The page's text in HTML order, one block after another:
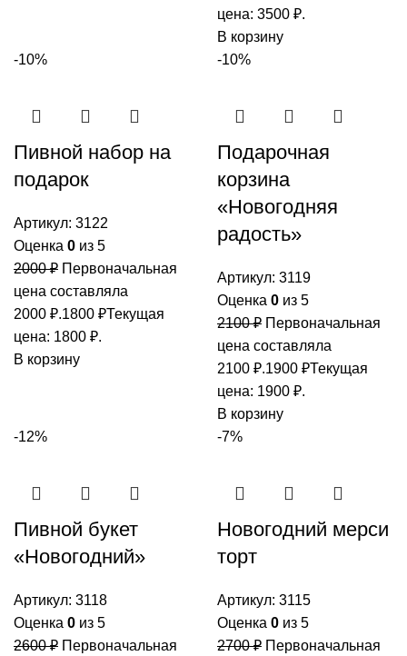
цена: 3500 ₽.
В корзину
-10%
Пивной набор на
подарок
Артикул: 3122
Оценка 0 из 5
2000₽ Первоначальная
цена составляла
2000 ₽.1800 ₽Текущая
цена: 1800 ₽.
В корзину
-10%
Подарочная
корзина
«Новогодняя
радость»
Артикул: 3119
Оценка 0 из 5
2100₽ Первоначальная
цена составляла
2100 ₽.1900 ₽Текущая
цена: 1900 ₽.
В корзину
-12%
Пивной букет
«Новогодний»
Артикул: 3118
Оценка 0 из 5
2600₽ Первоначальная
-7%
Новогодний мерси
торт
Артикул: 3115
Оценка 0 из 5
2700₽ Первоначальная